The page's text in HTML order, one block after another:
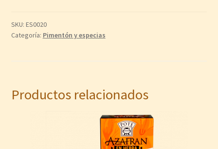
SKU: ES0020
Categoría: Pimentón y especias
Productos relacionados